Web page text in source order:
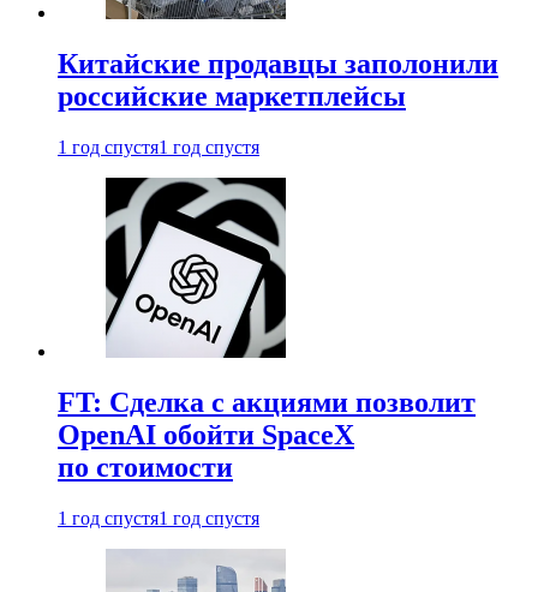
Китайские продавцы заполонили
российские маркетплейсы
1 год спустя1 год спустя
FT: Сделка с акциями позволит
OpenAI обойти SpaceX
по стоимости
1 год спустя1 год спустя